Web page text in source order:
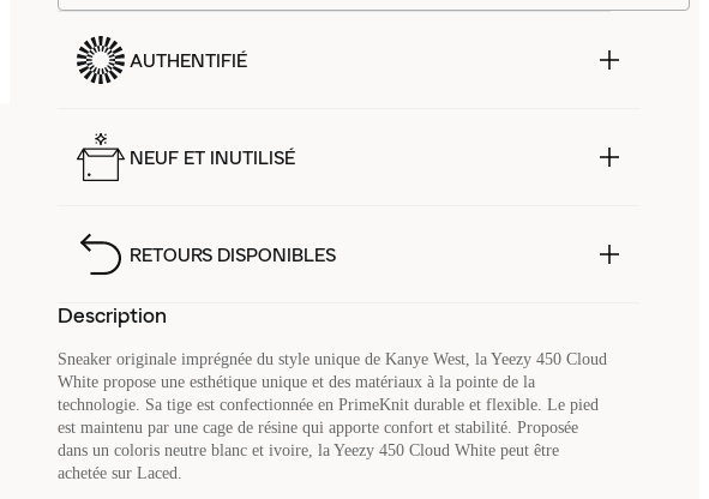
AUTHENTIFIÉ
NEUF ET INUTILISÉ
RETOURS DISPONIBLES
Description
Sneaker originale imprégnée du style unique de Kanye West, la Yeezy 450 Cloud
White propose une esthétique unique et des matériaux à la pointe de la
technologie. Sa tige est confectionnée en PrimeKnit durable et flexible. Le pied
est maintenu par une cage de résine qui apporte confort et stabilité. Proposée
dans un coloris neutre blanc et ivoire, la Yeezy 450 Cloud White peut être
achetée sur Laced.